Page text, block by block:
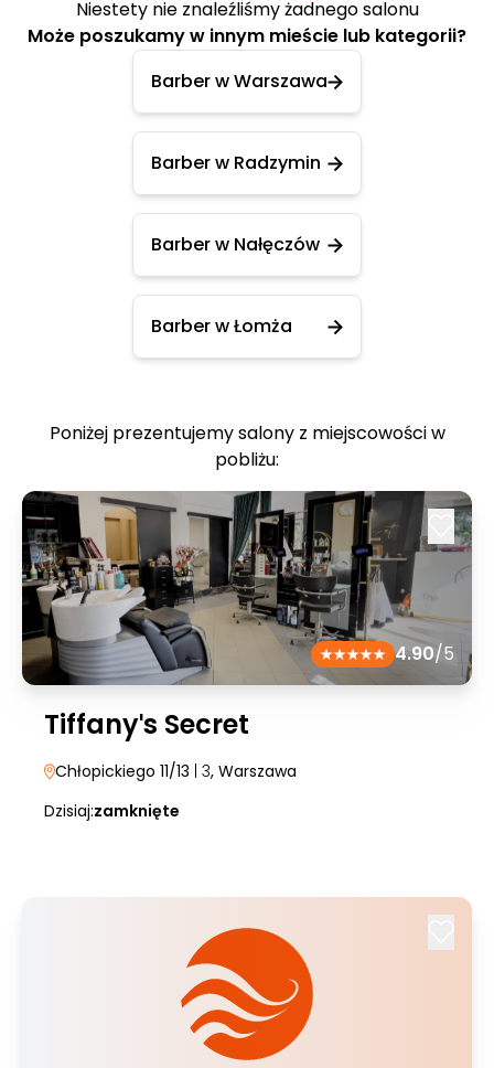
Niestety nie znaleźliśmy żadnego salonu
Może poszukamy w innym mieście lub kategorii?
Barber w Warszawa
Barber w Radzymin
Barber w Nałęczów
Barber w Łomża
Poniżej prezentujemy salony z miejscowości w
pobliżu:
4.90/5
Tiffanyˈs Secret
Chłopickiego 11/13 | 3, Warszawa
Dzisiaj:zamknięte